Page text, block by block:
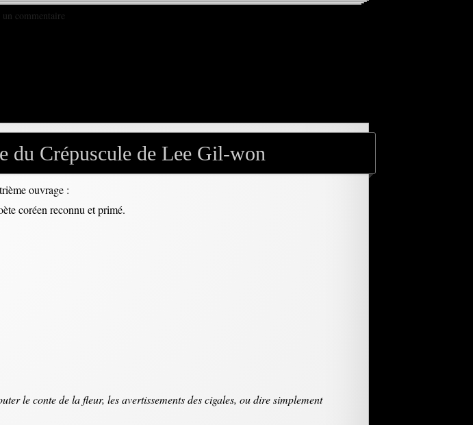
un commentaire
du Crépuscule de Lee Gil-won
ouvrage :
coréen reconnu et primé.
le conte de la fleur, les avertissements des cigales, ou dire simplement